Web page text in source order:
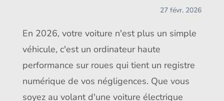
27 févr. 2026
En 2026, votre voiture n'est plus un simple
véhicule, c'est un ordinateur haute
performance sur roues qui tient un registre
numérique de vos négligences. Que vous
soyez au volant d'une voiture électrique